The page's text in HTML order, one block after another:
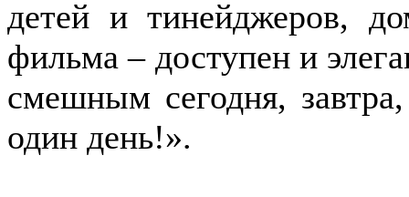
детей и тинейджеров,
фильма – доступен и
смешным сегодня,
один день!».